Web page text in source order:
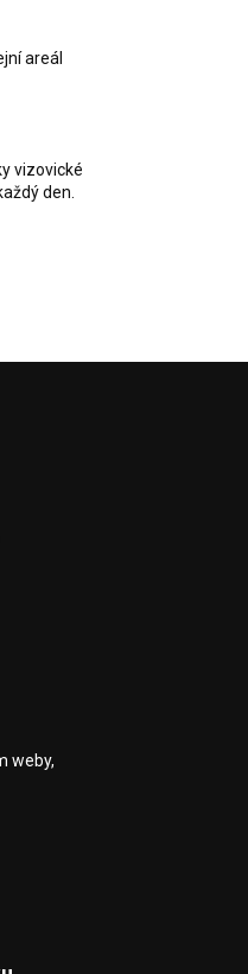
areál
vizovické
den.
weby,